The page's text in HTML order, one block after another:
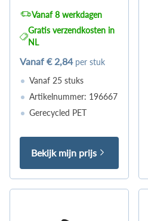
Vanaf 8 werkdagen
Gratis verzendkosten in
NL
Vanaf € 2,84 per stuk
Vanaf 25 stuks
Artikelnummer: 196667
Gerecycled PET
Bekijk mijn prijs